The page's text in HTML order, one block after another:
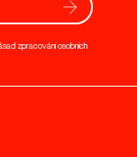
zpracování osobních